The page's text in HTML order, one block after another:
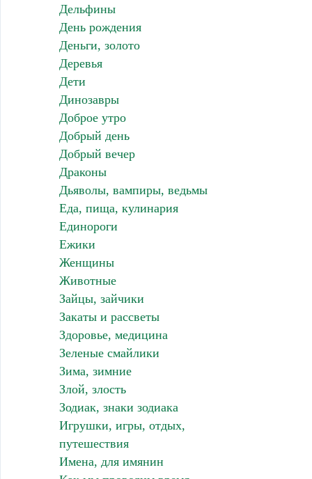
Дельфины
День рождения
Деньги, золото
Деревья
Дети
Динозавры
Доброе утро
Добрый день
Добрый вечер
Драконы
Дьяволы, вампиры, ведьмы
Еда, пища, кулинария
Единороги
Ежики
Женщины
Животные
Зайцы, зайчики
Закаты и рассветы
Здоровье, медицина
Зеленые смайлики
Зима, зимние
Злой, злость
Зодиак, знаки зодиака
Игрушки, игры, отдых,
путешествия
Имена, для имянин